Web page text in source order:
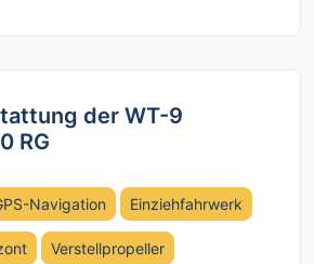
der WT-9
RG
Navigation Einziehfahrwerk
Verstellpropeller